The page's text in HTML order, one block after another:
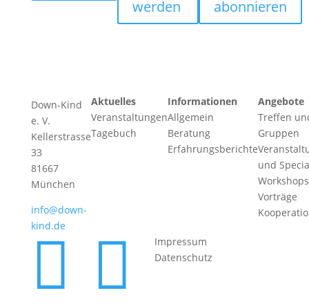
werden
abonnieren
Down-Kind
e. V.
Kellerstrasse
33
81667
München
info@down-
kind.de
Aktuelles
Veranstaltungen
Tagebuch
Informationen
Allgemein
Beratung
Erfahrungsberichte
Angebote
Treffen
Gruppen
und
Vorträge
 
Impressum
Datenschutz